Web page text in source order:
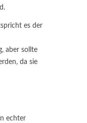
es der
aber sollte
da sie
echter